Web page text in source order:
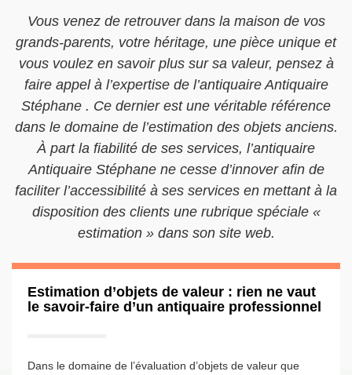
Vous venez de retrouver dans la maison de vos
grands-parents, votre héritage, une pièce unique et
vous voulez en savoir plus sur sa valeur, pensez à
faire appel à l’expertise de l’antiquaire Antiquaire
Stéphane . Ce dernier est une véritable référence
dans le domaine de l’estimation des objets anciens.
À part la fiabilité de ses services, l’antiquaire
Antiquaire Stéphane ne cesse d’innover afin de
faciliter l’accessibilité à ses services en mettant à la
disposition des clients une rubrique spéciale «
estimation » dans son site web.
Estimation d’objets de valeur : rien ne vaut
le savoir-faire d’un antiquaire professionnel
Dans le domaine de l’évaluation d’objets de valeur que